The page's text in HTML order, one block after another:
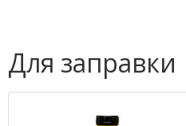
Для заправки